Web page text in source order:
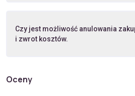
Czy jest możliwość anulowania
i zwrot kosztów.
Oceny